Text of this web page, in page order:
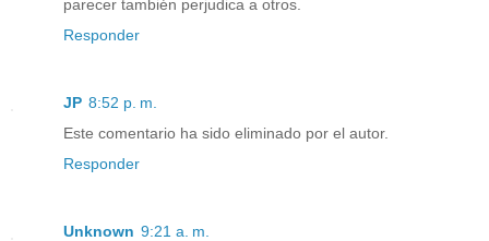
parecer también perjudica a otros.
Responder
JP 8:52 p. m.
Este comentario ha sido eliminado por el autor.
Responder
Unknown 9:21 a. m.